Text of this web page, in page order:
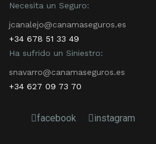
Necesita un Seguro:
jcanalejo@canamaseguros.es
+34 678 51 33 49
Ha sufrido un Siniestro:
snavarro@canamaseguros.es
+34 627 09 73 70
facebook instagram